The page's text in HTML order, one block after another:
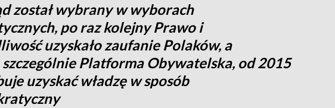
został wybrany w wyborach
po raz kolejny Prawo i
uzyskało zaufanie Polaków, a
szczególnie Platforma Obywatelska, od 2015
uzyskać władzę w sposób